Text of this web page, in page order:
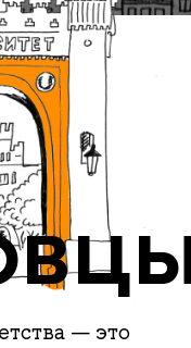
— это